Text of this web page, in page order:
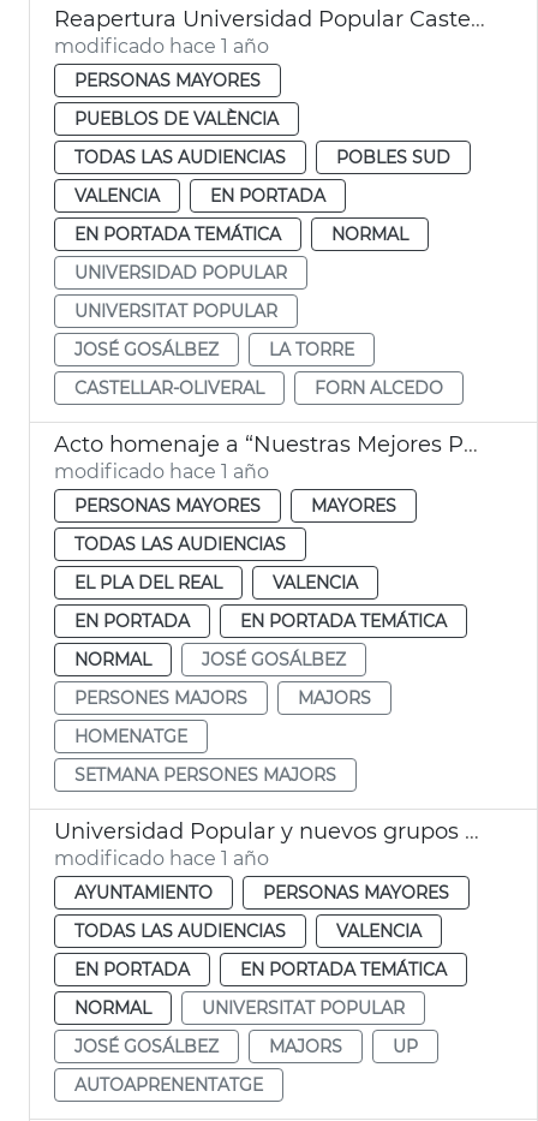
Reapertura Universidad Popular Castellar-l'Oliveral
modificado hace 1 año
PERSONAS MAYORES
PUEBLOS DE VALÈNCIA
TODAS LAS AUDIENCIAS
POBLES SUD
VALENCIA
EN PORTADA
EN PORTADA TEMÁTICA
NORMAL
UNIVERSIDAD POPULAR
UNIVERSITAT POPULAR
JOSÉ GOSÁLBEZ
LA TORRE
CASTELLAR-OLIVERAL
FORN ALCEDO
Acto homenaje a “Nuestras Mejores Personas Mayores” 2024
modificado hace 1 año
PERSONAS MAYORES
MAYORES
TODAS LAS AUDIENCIAS
EL PLA DEL REAL
VALENCIA
EN PORTADA
EN PORTADA TEMÁTICA
NORMAL
JOSÉ GOSÁLBEZ
PERSONES MAJORS
MAJORS
HOMENATGE
SETMANA PERSONES MAJORS
Universidad Popular y nuevos grupos de autoaprendizaje gratuitos
modificado hace 1 año
AYUNTAMIENTO
PERSONAS MAYORES
TODAS LAS AUDIENCIAS
VALENCIA
EN PORTADA
EN PORTADA TEMÁTICA
NORMAL
UNIVERSITAT POPULAR
JOSÉ GOSÁLBEZ
MAJORS
UP
AUTOAPRENENTATGE